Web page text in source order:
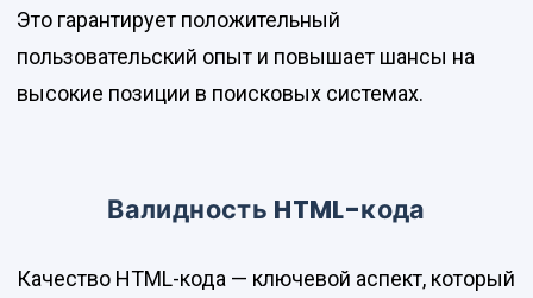
Это гарантирует положительный
пользовательский опыт и повышает шансы на
высокие позиции в поисковых системах.
Валидность HTML-кода
Качество HTML-кода — ключевой аспект, который